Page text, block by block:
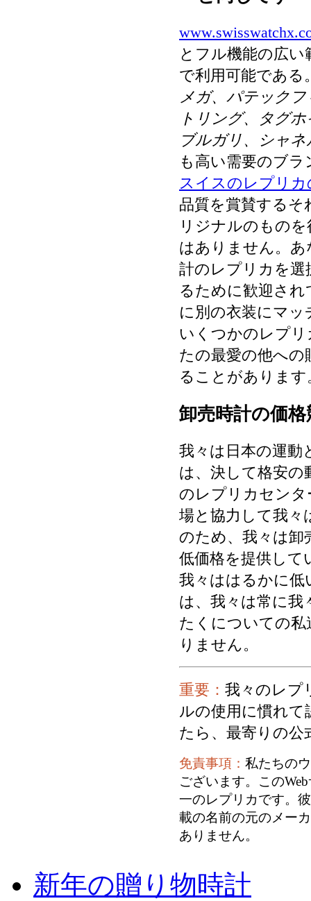
とフル機能の広
で利用可能である
メガ、パテック
トリング、タグ
ブルガリ、シャ
も高い需要のブ
スイスのレプリ
品質を賞賛する
リジナルのもの
はありません。
計のレプリカを選
るために歓迎さ
に別の衣装にマ
いくつかのレプ
たの最愛の他へ
ることがあります
卸売時計の価
我々は日本の運動
は、決して格安の
のレプリカセン
場と協力して我々
のため、我々は卸
低価格を提供して
我々ははるかに低
は、我々は常に我
たくについての私
りません。
重要： 我々のレプ
ルの使用に慣れ
たら、最寄りの
免責事項： 私たちの
ございます。この
一のレプリカです。
載の名前の元のメー
ありません。
新年の贈り物時計